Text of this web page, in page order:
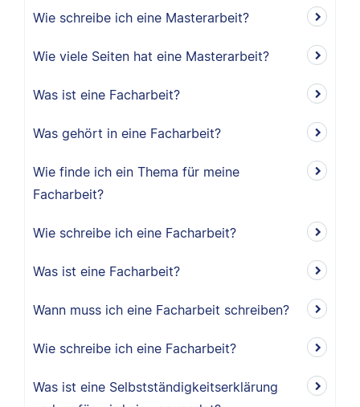
Wie schreibe ich eine Masterarbeit?
Wie viele Seiten hat eine Masterarbeit?
Was ist eine Facharbeit?
Was gehört in eine Facharbeit?
Wie finde ich ein Thema für meine
Facharbeit?
Wie schreibe ich eine Facharbeit?
Was ist eine Facharbeit?
Wann muss ich eine Facharbeit schreiben?
Wie schreibe ich eine Facharbeit?
Was ist eine Selbstständigkeitserklärung